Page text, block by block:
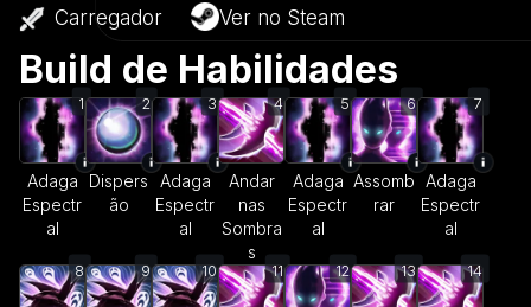
Carregador Ver no Steam
Build de Habilidades
1
Adaga
Espectr
al
2
Dispers
ão
3
Adaga
Espectr
al
4
Andar
nas
Sombra
s
5
Adaga
Espectr
al
6
Assomb
rar
7
Adaga
Espectr
al
8 9 10 11 12 13 14